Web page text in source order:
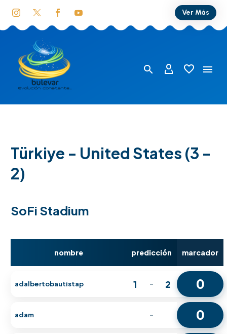
Ver Más
Türkiye - United States (3 -
2)
SoFi Stadium
nombre predicción marcador
adalbertobautistap 1 - 2 0
adam - 0